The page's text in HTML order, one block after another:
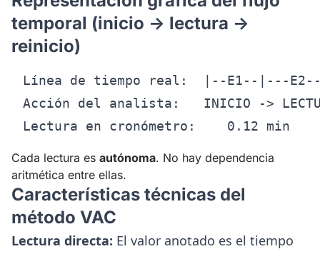
temporal (inicio → lectura →
reinicio)
Línea de tiempo real:  |--E1--|---
Acción del analista:   INICIO ->
Cada lectura es autónoma. No hay dependencia
aritmética entre ellas.
Características técnicas del
método VAC
Lectura directa: El valor anotado es el tiempo